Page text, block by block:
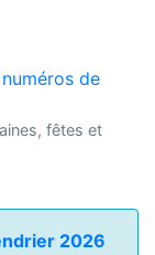
fêtes et
2026